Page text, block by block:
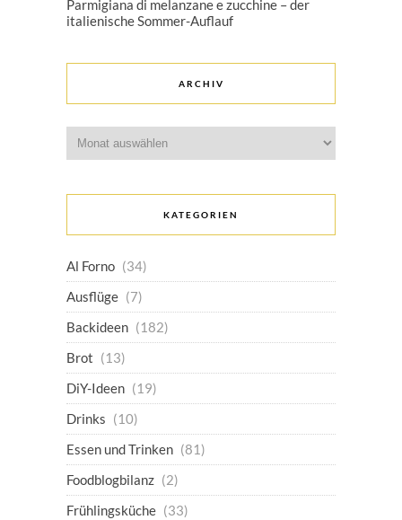
Parmigiana di melanzane e zucchine – der
italienische Sommer-Auflauf
ARCHIV
KATEGORIEN
Al Forno (34)
Ausflüge (7)
Backideen (182)
Brot (13)
DiY-Ideen (19)
Drinks (10)
Essen und Trinken (81)
Foodblogbilanz (2)
Frühlingsküche (33)